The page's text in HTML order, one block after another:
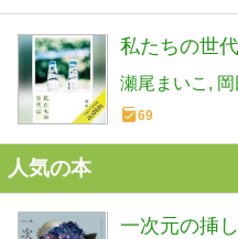
私たちの世
瀬尾まいこ
69
人気の本
一次元の挿